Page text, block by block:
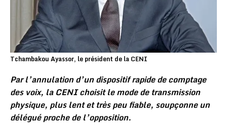
Tchambakou Ayassor, le président de la CENI
Par l’annulation d’un dispositif rapide de comptage
des voix, la CENI choisit le mode de transmission
physique, plus lent et très peu fiable, soupçonne un
délégué proche de l’opposition.